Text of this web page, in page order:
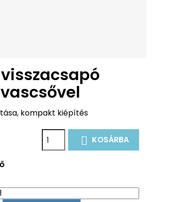
kompakt kiépítés
 KOSÁRBA